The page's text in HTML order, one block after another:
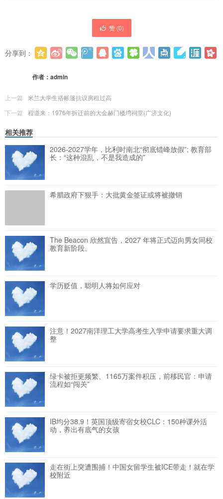
赞 (0)
分享到：
作者： admin
上一篇
米兰大学生搭帐篷抗议房租过高
下一篇
程道来：1976年拆迁前的大金赫门楼塆祠堂​(广济文化)
相关推荐
2026-2027学年，比利时南北“彻底错峰放假”; 教育部
长：“这种混乱，不是我造成的”
希腊政府下狠手：大批黄金签证或将被撤销
The Beacon 欣然宣告，2027 年将正式迈向男女同校
教育新阶段。
学历贬值，聪明人将如何应对
注意！2027南洋理工大学高考生入学申请要求重大调
整
绿卡被拒更频繁、1165万案件积压，前移民官：申请
流程如“闯关”
IB均分38.9！英国顶级寄宿女校CLC：150种课外活
动，养出有底气的女孩
走在街上突遭围捕！中国女留学生被ICE带走！就在学
校附近